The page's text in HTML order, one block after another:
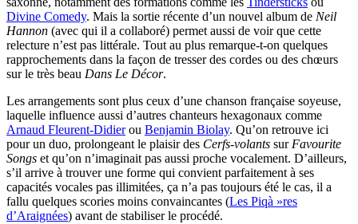
Divine Comedy. Mais la sortie récente d’un nouvel album de Neil
Hannon (avec qui il a collaboré) permet aussi de voir que cette
relecture n’est pas littérale. Tout au plus remarque-t-on quelques
rapprochements dans la façon de tresser des cordes ou des chœurs
sur le très beau Dans Le Décor.
Les arrangements sont plus ceux d’une chanson française soyeuse,
laquelle influence aussi d’autres chanteurs hexagonaux comme
Arnaud Fleurent-Didierou Benjamin Biolay. Qu’on retrouve ici
pour un duo, prolongeant le plaisir des Cerfs-volants sur Favourite
Songs et qu’on n’imaginait pas aussi proche vocalement. D’ailleurs,
s’il arrive à trouver une forme qui convient parfaitement à ses
capacités vocales pas illimitées, ça n’a pas toujours été le cas, il a
fallu quelques scories moins convaincantes (Les Piqà »res
d’Araignées) avant de stabiliser le procédé.